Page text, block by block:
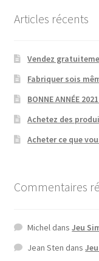
Articles récents
Vendez
Fabriquer sois
BONNE ANNÉE
Achetez des
Acheter ce que
Commentaires
Michel dansJeu
Jean Sten dans